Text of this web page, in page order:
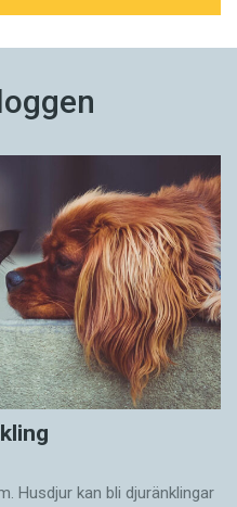
Husdjur kan bli djuränklingar